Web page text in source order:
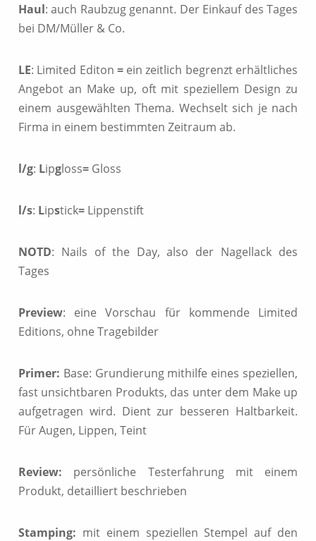
Haul: auch Raubzug genannt. Der Einkauf des Tages
bei DM/Müller & Co.
LE: Limited Editon = ein zeitlich begrenzt erhältliches
Angebot an Make up, oft mit speziellem Design zu
einem ausgewählten Thema. Wechselt sich je nach
Firma in einem bestimmten Zeitraum ab.
l/g: Lipgloss= Gloss
l/s: Lipstick= Lippenstift
NOTD: Nails of the Day, also der Nagellack des
Tages
Preview: eine Vorschau für kommende Limited
Editions, ohne Tragebilder
Primer: Base: Grundierung mithilfe eines speziellen,
fast unsichtbaren Produkts, das unter dem Make up
aufgetragen wird. Dient zur besseren Haltbarkeit.
Für Augen, Lippen, Teint
Review: persönliche Testerfahrung mit einem
Produkt, detailliert beschrieben
Stamping: mit einem speziellen Stempel auf den